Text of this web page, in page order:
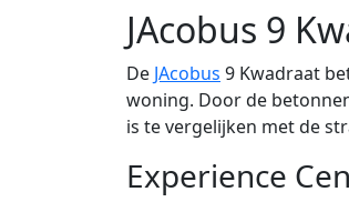
JAcobus 9
De JAcobus 9 Kwadraat
woning. Door de
is te vergelijken met de
Experience